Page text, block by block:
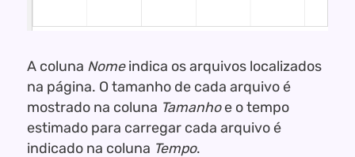
A coluna Nomeindica os arquivos localizados
na página. O tamanho de cada arquivo é
mostrado na coluna Tamanhoe o tempo
estimado para carregar cada arquivo é
indicado na coluna Tempo.